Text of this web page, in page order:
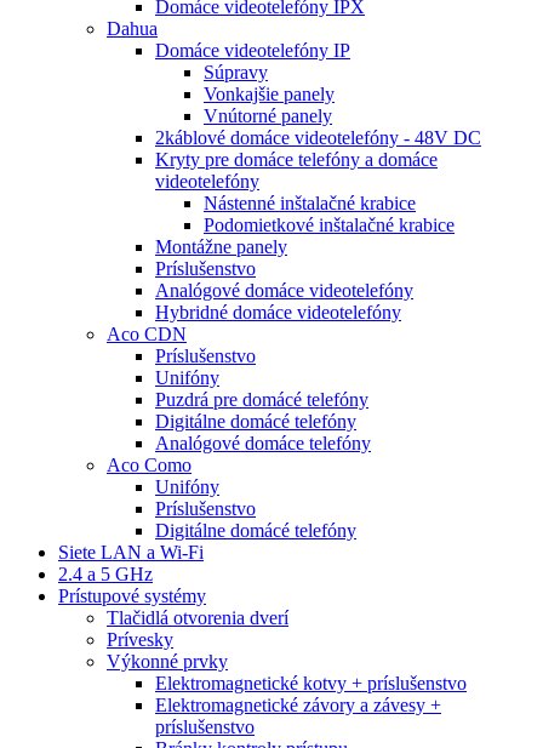
Domáce videotelefóny IPX
Dahua
Domáce videotelefóny IP
Súpravy
Vonkajšie panely
Vnútorné panely
2káblové domáce videotelefóny - 48V DC
Kryty pre domáce telefóny a domáce
videotelefóny
Nástenné inštalačné krabice
Podomietkové inštalačné krabice
Montážne panely
Príslušenstvo
Analógové domáce videotelefóny
Hybridné domáce videotelefóny
Aco CDN
Príslušenstvo
Unifóny
Puzdrá pre domácé telefóny
Digitálne domácé telefóny
Analógové domáce telefóny
Aco Como
Unifóny
Príslušenstvo
Digitálne domácé telefóny
Siete LAN a Wi-Fi
2.4 a 5 GHz
Prístupové systémy
Tlačidlá otvorenia dverí
Prívesky
Výkonné prvky
Elektromagnetické kotvy + príslušenstvo
Elektromagnetické závory a závesy +
príslušenstvo